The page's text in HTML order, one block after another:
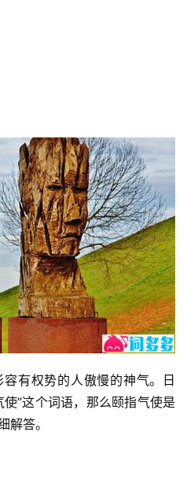
有权势的人傲慢的神气。日
”这个词语，那么颐指气使是
解答。